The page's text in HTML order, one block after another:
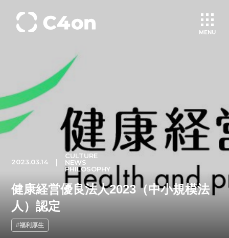
MENU
トップページ
会社情報
事業紹介
文化
採用情報
2023.03.14
CULTURE
NEWS
PHILOSOPHY
健康経営優良法人2023（中小規模法
人）認定
#福利厚生